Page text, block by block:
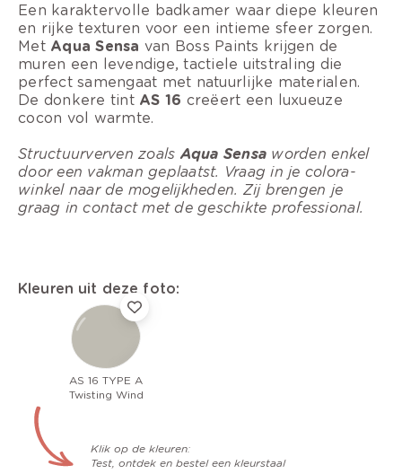
Een karaktervolle badkamer waar diepe kleuren
en rijke texturen voor een intieme sfeer zorgen.
Met Aqua Sensa van Boss Paints krijgen de
muren een levendige, tactiele uitstraling die
perfect samengaat met natuurlijke materialen.
De donkere tint AS 16 creëert een luxueuze
cocon vol warmte.
Structuurverven zoals Aqua Sensa worden enkel
door een vakman geplaatst. Vraag in je colora-
winkel naar de mogelijkheden. Zij brengen je
graag in contact met de geschikte professional.
Kleuren uit deze foto:
AS 16 TYPE A
Twisting Wind
Klik op de kleuren:
Test, ontdek en bestel een kleurstaal